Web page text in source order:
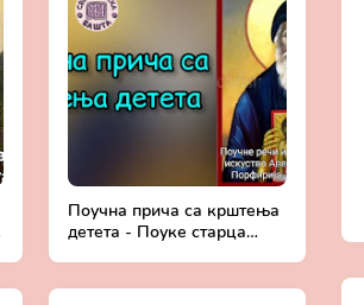
Поучна прича са крштења
детета - Поуке старца